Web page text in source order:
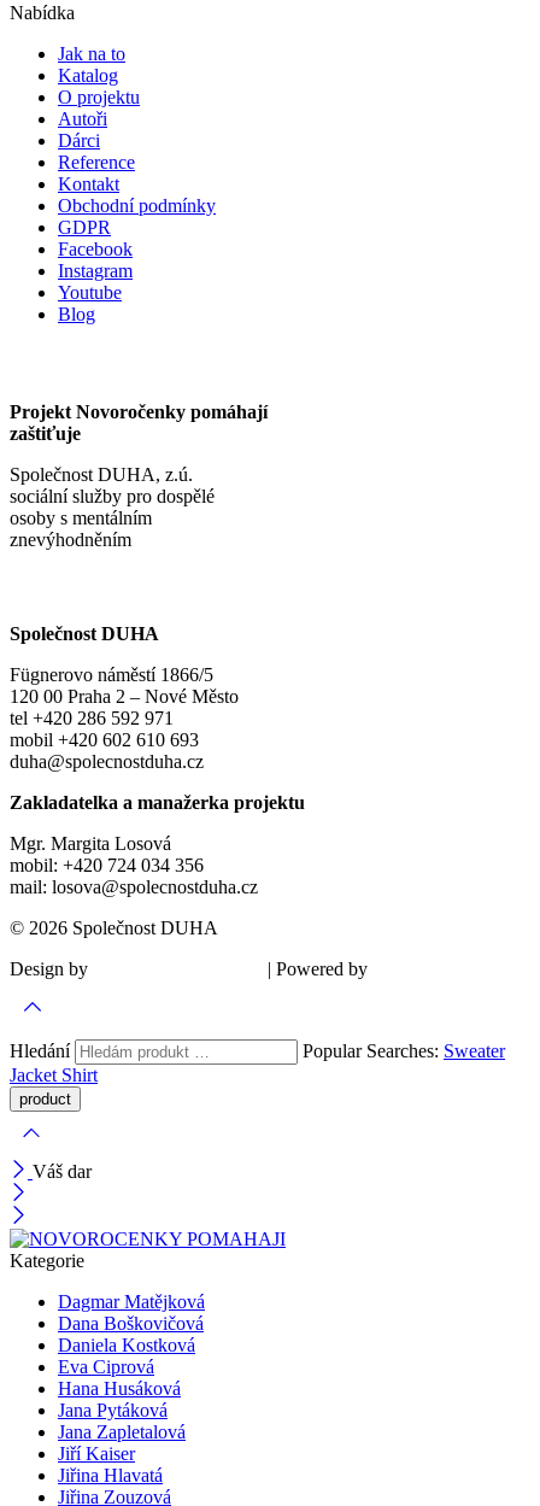
Nabídka
Jak na to
Katalog
O projektu
Autoři
Dárci
Reference
Kontakt
Obchodní podmínky
GDPR
Facebook
Instagram
Youtube
Blog
Projekt Novoročenky pomáhají
zaštiťuje
Společnost DUHA, z.ú.
sociální služby pro dospělé
osoby s mentálním
znevýhodněním
Společnost DUHA
Fügnerovo náměstí 1866/5
120 00 Praha 2 – Nové Město
tel +420 286 592 971
mobil +420 602 610 693
duha@spolecnostduha.cz
Zakladatelka a manažerka projektu
Mgr. Margita Losová
mobil: +420 724 034 356
mail: losova@spolecnostduha.cz
© 2026 Společnost DUHA
Design by
| Powered by
Hledání Popular Searches: Sweater
Jacket Shirt
Váš dar
Kategorie
Dagmar Matějková
Dana Boškovičová
Daniela Kostková
Eva Ciprová
Hana Husáková
Jana Pytáková
Jana Zapletalová
Jiří Kaiser
Jiřina Hlavatá
Jiřina Zouzová